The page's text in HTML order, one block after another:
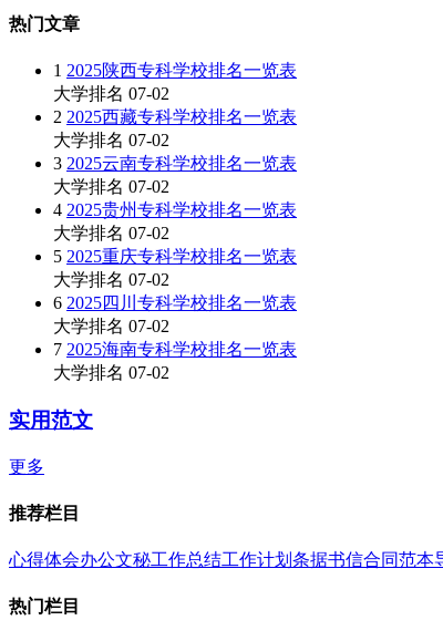
热门文章
1 2025陕西专科学校排名一览表
大学排名 07-02
2 2025西藏专科学校排名一览表
大学排名 07-02
3 2025云南专科学校排名一览表
大学排名 07-02
4 2025贵州专科学校排名一览表
大学排名 07-02
5 2025重庆专科学校排名一览表
大学排名 07-02
6 2025四川专科学校排名一览表
大学排名 07-02
7 2025海南专科学校排名一览表
大学排名 07-02
实用范文
更多
推荐栏目
心得体会办公文秘工作总结工作计划 条据书信合同范本
热门栏目